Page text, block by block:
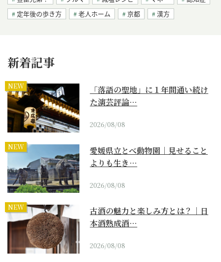
定年後の歩き方
老人ホーム 京都 漢方
新着記事
NEW
「落語の聖地」に１年間通い続け
た演芸評論…
2026/08/08
NEW
愛媛県立とべ動物園｜見せること
よりも生き…
2026/08/08
NEW
古酒の魅力と楽しみ方とは？｜日
本酒熟成酒…
2026/08/08